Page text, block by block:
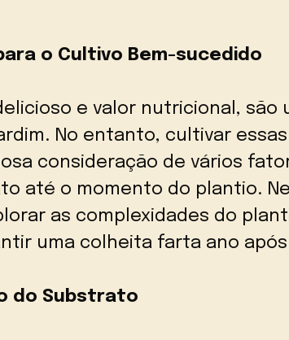
o Cultivo Bem-sucedido
e valor nutricional, são
No entanto, cultivar
consideração de vários
até o momento do plantio.
as complexidades do
uma colheita farta ano após
do Substrato